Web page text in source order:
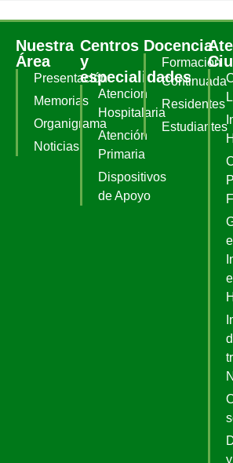
Nuestra
Área
Presentación
Memorias
Organigrama
Noticias
Centros
y
especialidades
Atencion
Hospitalaria
Atención
Primaria
Dispositivos
de Apoyo
Docencia
Formación
Continuada
Residentes
Estudiantes
e
y